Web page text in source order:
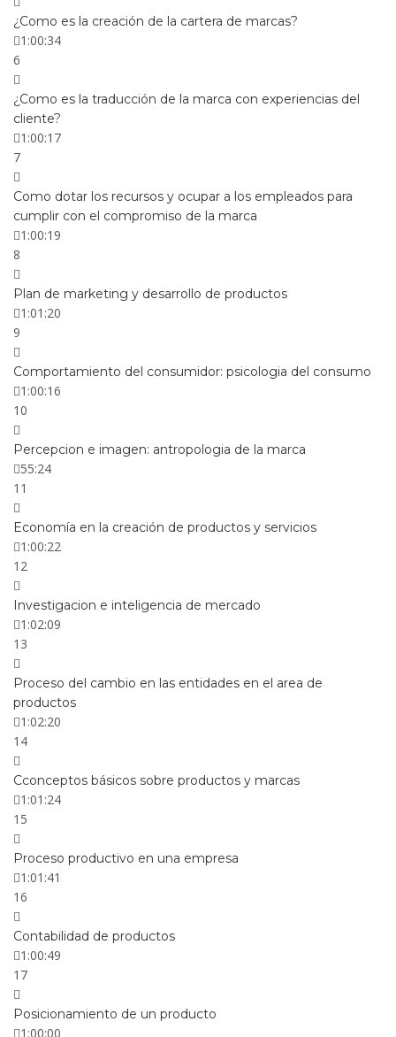
¿Como es la creación de la cartera de marcas?
1:00:34
6
¿Como es la traducción de la marca con experiencias del
cliente?
1:00:17
7
Como dotar los recursos y ocupar a los empleados para
cumplir con el compromiso de la marca
1:00:19
8
Plan de marketing y desarrollo de productos
1:01:20
9
Comportamiento del consumidor: psicologia del consumo
1:00:16
10
Percepcion e imagen: antropologia de la marca
55:24
11
Economía en la creación de productos y servicios
1:00:22
12
Investigacion e inteligencia de mercado
1:02:09
13
Proceso del cambio en las entidades en el area de
productos
1:02:20
14
Cconceptos básicos sobre productos y marcas
1:01:24
15
Proceso productivo en una empresa
1:01:41
16
Contabilidad de productos
1:00:49
17
Posicionamiento de un producto
1:00:00